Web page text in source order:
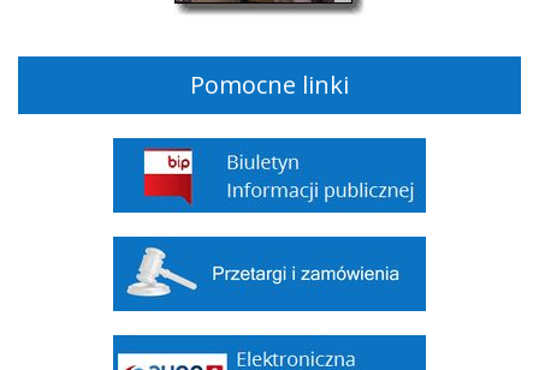
Pomocne linki